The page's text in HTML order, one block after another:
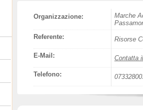
Organizzazione:
Marche
Referente:
Risorse
E-Mail: Contatta
Telefono: